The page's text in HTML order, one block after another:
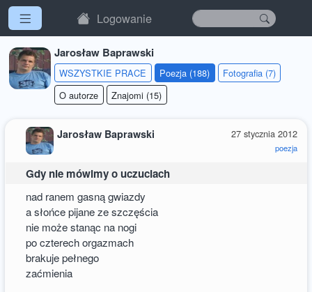
Logowanie
Jarosław Baprawski
WSZYSTKIE PRACE Poezja (188)
Fotografia (7)
O autorze
Znajomi (15)
27 stycznia 2012
poezja
Jarosław Baprawski
Gdy nie mówimy o uczuciach
nad ranem gasną gwiazdy
a słońce pijane ze szczęścia
nie może stanąc na nogi
po czterech orgazmach
brakuje pełnego
zaćmienia